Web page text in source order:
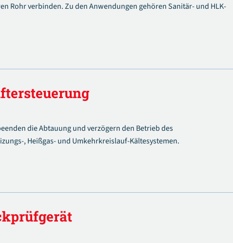
Rohr verbinden. Zu den Anwendungen gehören Sanitär- und HLK-
die Abtauung und verzögern den Betrieb des
, Heißgas- und Umkehrkreislauf-Kältesystemen.